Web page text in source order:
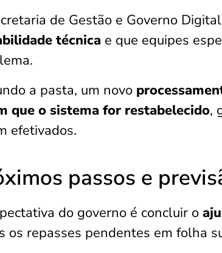
de Gestão e Governo Digital
técnica e que equipes
a pasta, um novo
que o sistema for restabelecido,
efetivados.
passos e
do governo é concluir o
os repasses pendentes em folha